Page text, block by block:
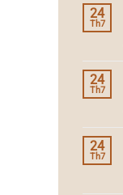
24
Th7
24
Th7
24
Th7